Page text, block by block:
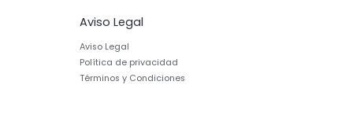
Aviso Legal
Aviso Legal
Política de privacidad
Términos y Condiciones